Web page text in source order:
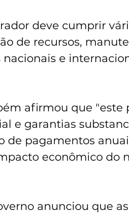
deve cumprir
de recursos,
e
afirmou que "este
e garantias
de pagamentos
econômico do
anunciou que